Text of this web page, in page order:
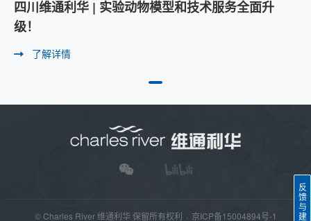
反
馈
与
建
四川维通利华 | 实验动物模型和技术服务全面升
级！
了解详情
© Charles River 维通利华 保留所有权利 · 京ICP备15004894号-1